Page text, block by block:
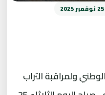
25 نوفمبر 2025
ولمراقبة التراب